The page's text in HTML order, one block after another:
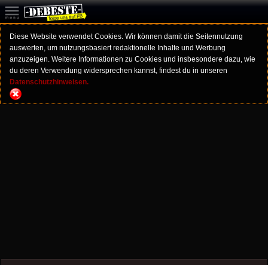
Diese Website verwendet Cookies. Wir können damit die Seitennutzung
auswerten, um nutzungsbasiert redaktionelle Inhalte und Werbung
anzuzeigen. Weitere Informationen zu Cookies und insbesondere dazu, wie
du deren Verwendung widersprechen kannst, findest du in unseren
Datenschutzhinweisen.